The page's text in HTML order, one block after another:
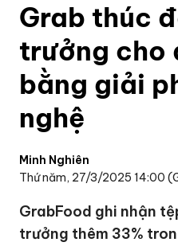
Grab thúc
trưởng cho
bằng giải
nghệ
Minh Nghiên
Thứ năm, 27/3/2025 14:00
GrabFood ghi nhận
trưởng thêm 33%